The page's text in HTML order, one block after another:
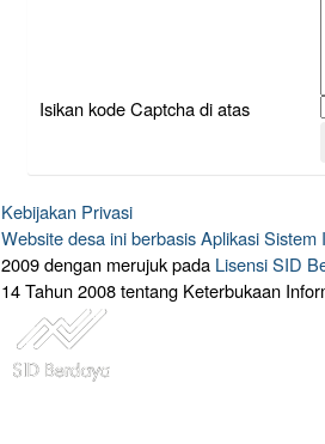
Isikan kode Captcha di atas
Kebijakan Privasi
Website desa ini berbasisAplikasi Sistem
2009 dengan merujuk pada Lisensi SID
14 Tahun 2008 tentang Keterbukaan